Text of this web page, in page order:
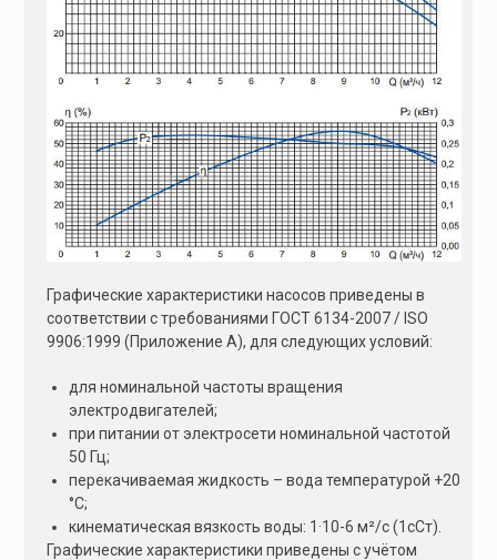
Графические характеристики насосов приведены в
соответствии с требованиями ГОСТ 6134-2007 / ISO
9906:1999 (Приложение А), для следующих условий:
для номинальной частоты вращения
электродвигателей;
при питании от электросети номинальной частотой
50 Гц;
перекачиваемая жидкость – вода температурой +20
°С;
кинематическая вязкость воды: 1·10-6 м²/с (1сСт).
Графические характеристики приведены с учётом